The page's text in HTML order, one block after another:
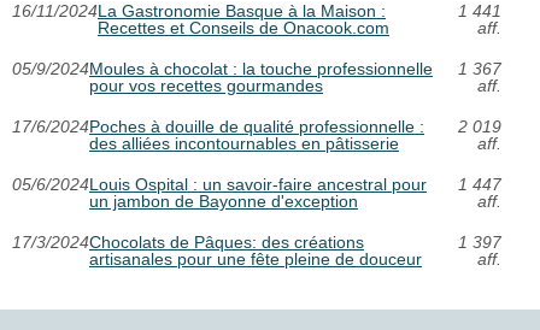
16/11/2024La Gastronomie Basque à la Maison :
Recettes et Conseils de Onacook.com
1 441
aff.
05/9/2024Moules à chocolat : la touche professionnelle
pour vos recettes gourmandes
1 367
aff.
17/6/2024Poches à douille de qualité professionnelle :
des alliées incontournables en pâtisserie
2 019
aff.
05/6/2024Louis Ospital : un savoir-faire ancestral pour
un jambon de Bayonne d'exception
1 447
aff.
17/3/2024Chocolats de Pâques: des créations
artisanales pour une fête pleine de douceur
1 397
aff.